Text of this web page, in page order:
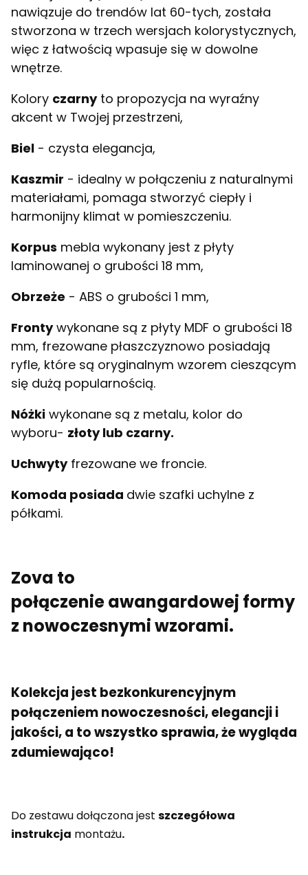
nawiązuje do trendów lat 60-tych, została
stworzona w trzech wersjach kolorystycznych,
więc z łatwością wpasuje się w dowolne
wnętrze.
Kolory czarnyto propozycja na wyraźny
akcent w Twojej przestrzeni,
Biel - czysta elegancja,
Kaszmir - idealny w połączeniu z naturalnymi
materiałami, pomaga stworzyć ciepły i
harmonijny klimat w pomieszczeniu.
Korpus mebla wykonany jest z płyty
laminowanej o grubości 18 mm,
Obrzeże - ABS o grubości 1 mm,
Frontywykonane są z płyty MDF o grubości 18
mm, frezowane płaszczyznowo posiadają
ryfle, które są oryginalnym wzorem cieszącym
się dużą popularnością.
Nóżki wykonane są z metalu, kolor do
wyboru- złoty lub czarny.
Uchwytyfrezowane we froncie.
Komoda posiada dwie szafki uchylne z
półkami.
Zova to
połączenie awangardowej formy
z nowoczesnymi wzorami.
Kolekcja jest bezkonkurencyjnym
połączeniem nowoczesności, elegancji i
jakości, a to wszystko sprawia, że wygląda
zdumiewająco!
Do zestawu dołączona jest szczegółowa
instrukcja montażu.